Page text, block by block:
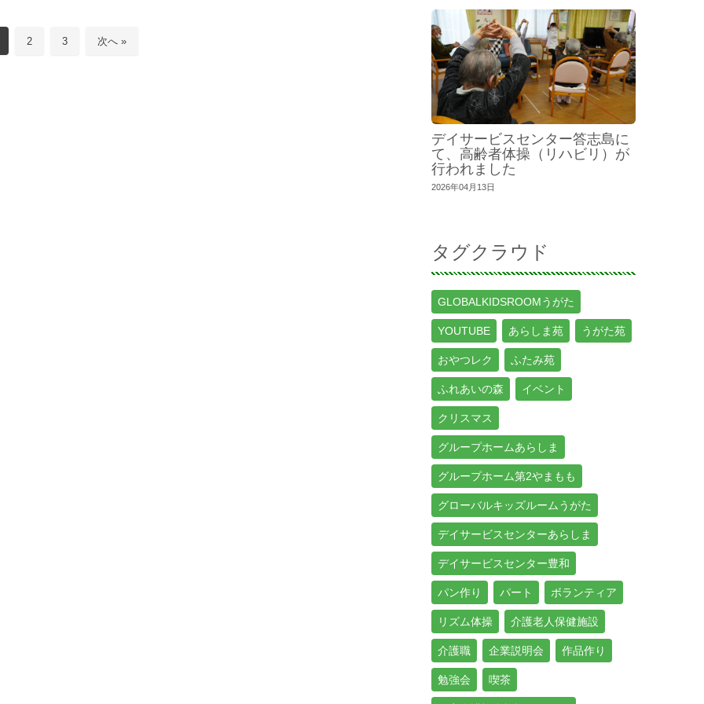
2 3 次へ »
デイサービスセンター答志島に
て、高齢者体操（リハビリ）が
行われました
2026年04月13日
タグクラウド
GLOBALKIDSROOMうがた
YOUTUBE あらしま苑 うがた苑
おやつレク ふたみ苑
ふれあいの森 イベント
クリスマス
グループホームあらしま
グループホーム第2やまもも
グローバルキッズルームうがた
デイサービスセンターあらしま
デイサービスセンター豊和
パン作り パート ボランティア
リズム体操 介護老人保健施設
介護職 企業説明会 作品作り
勉強会 喫茶